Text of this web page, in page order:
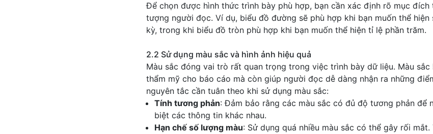
Để chọn được hình thức trình bày phù hợp, bạn cần xác định rõ mục
tượng người đọc. Ví dụ, biểu đồ đường sẽ phù hợp khi bạn muốn thể
kỳ, trong khi biểu đồ tròn phù hợp khi bạn muốn thể hiện tỉ lệ phần trăm.
2.2 Sử dụng màu sắc và hình ảnh hiệu quả
Màu sắc đóng vai trò rất quan trọng trong việc trình bày dữ liệu. Màu
thẩm mỹ cho báo cáo mà còn giúp người đọc dễ dàng nhận ra những
nguyên tắc cần tuân theo khi sử dụng màu sắc:
Tính tương phản: Đảm bảo rằng các màu sắc có đủ độ tương phản để
biệt các thông tin khác nhau.
Hạn chế số lượng màu: Sử dụng quá nhiều màu sắc có thể gây rối